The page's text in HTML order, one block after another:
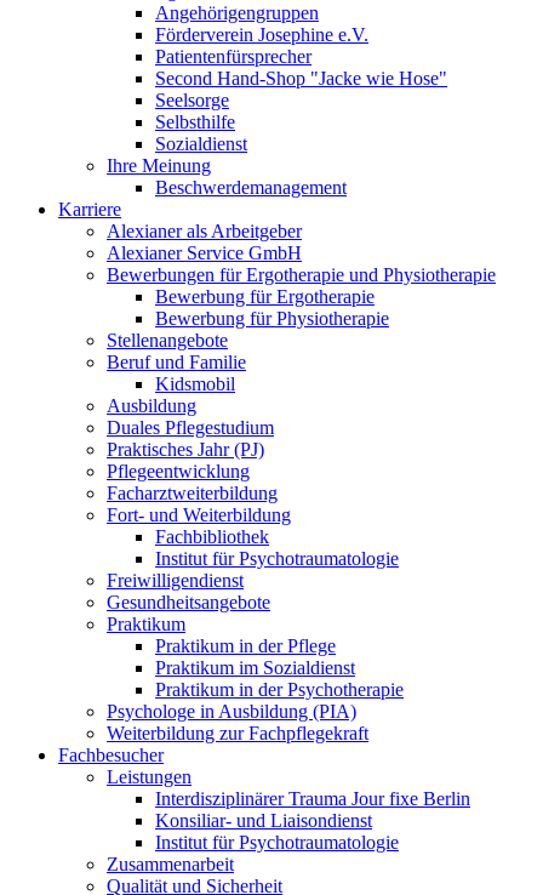
Angehörigengruppen
Förderverein Josephine e.V.
Patientenfürsprecher
Second Hand-Shop "Jacke wie Hose"
Seelsorge
Selbsthilfe
Sozialdienst
Ihre Meinung
Beschwerdemanagement
Karriere
Alexianer als Arbeitgeber
Alexianer Service GmbH
Bewerbungen für Ergotherapie und Physiotherapie
Bewerbung für Ergotherapie
Bewerbung für Physiotherapie
Stellenangebote
Beruf und Familie
Kidsmobil
Ausbildung
Duales Pflegestudium
Praktisches Jahr (PJ)
Pflegeentwicklung
Facharztweiterbildung
Fort- und Weiterbildung
Fachbibliothek
Institut für Psychotraumatologie
Freiwilligendienst
Gesundheitsangebote
Praktikum
Praktikum in der Pflege
Praktikum im Sozialdienst
Praktikum in der Psychotherapie
Psychologe in Ausbildung (PIA)
Weiterbildung zur Fachpflegekraft
Fachbesucher
Leistungen
Interdisziplinärer Trauma Jour fixe Berlin
Konsiliar- und Liaisondienst
Institut für Psychotraumatologie
Zusammenarbeit
Qualität und Sicherheit